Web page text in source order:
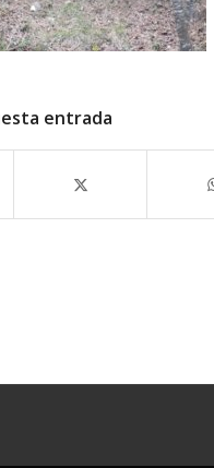
entrada